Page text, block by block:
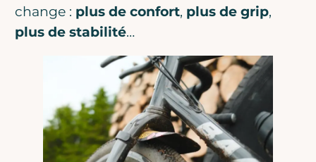
change : plus de confort, plus de grip,
plus de stabilité…